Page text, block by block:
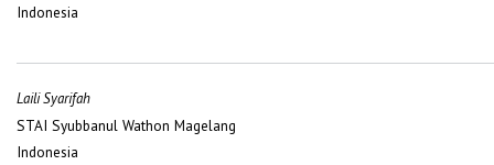
Indonesia
Laili Syarifah
STAI Syubbanul Wathon Magelang
Indonesia